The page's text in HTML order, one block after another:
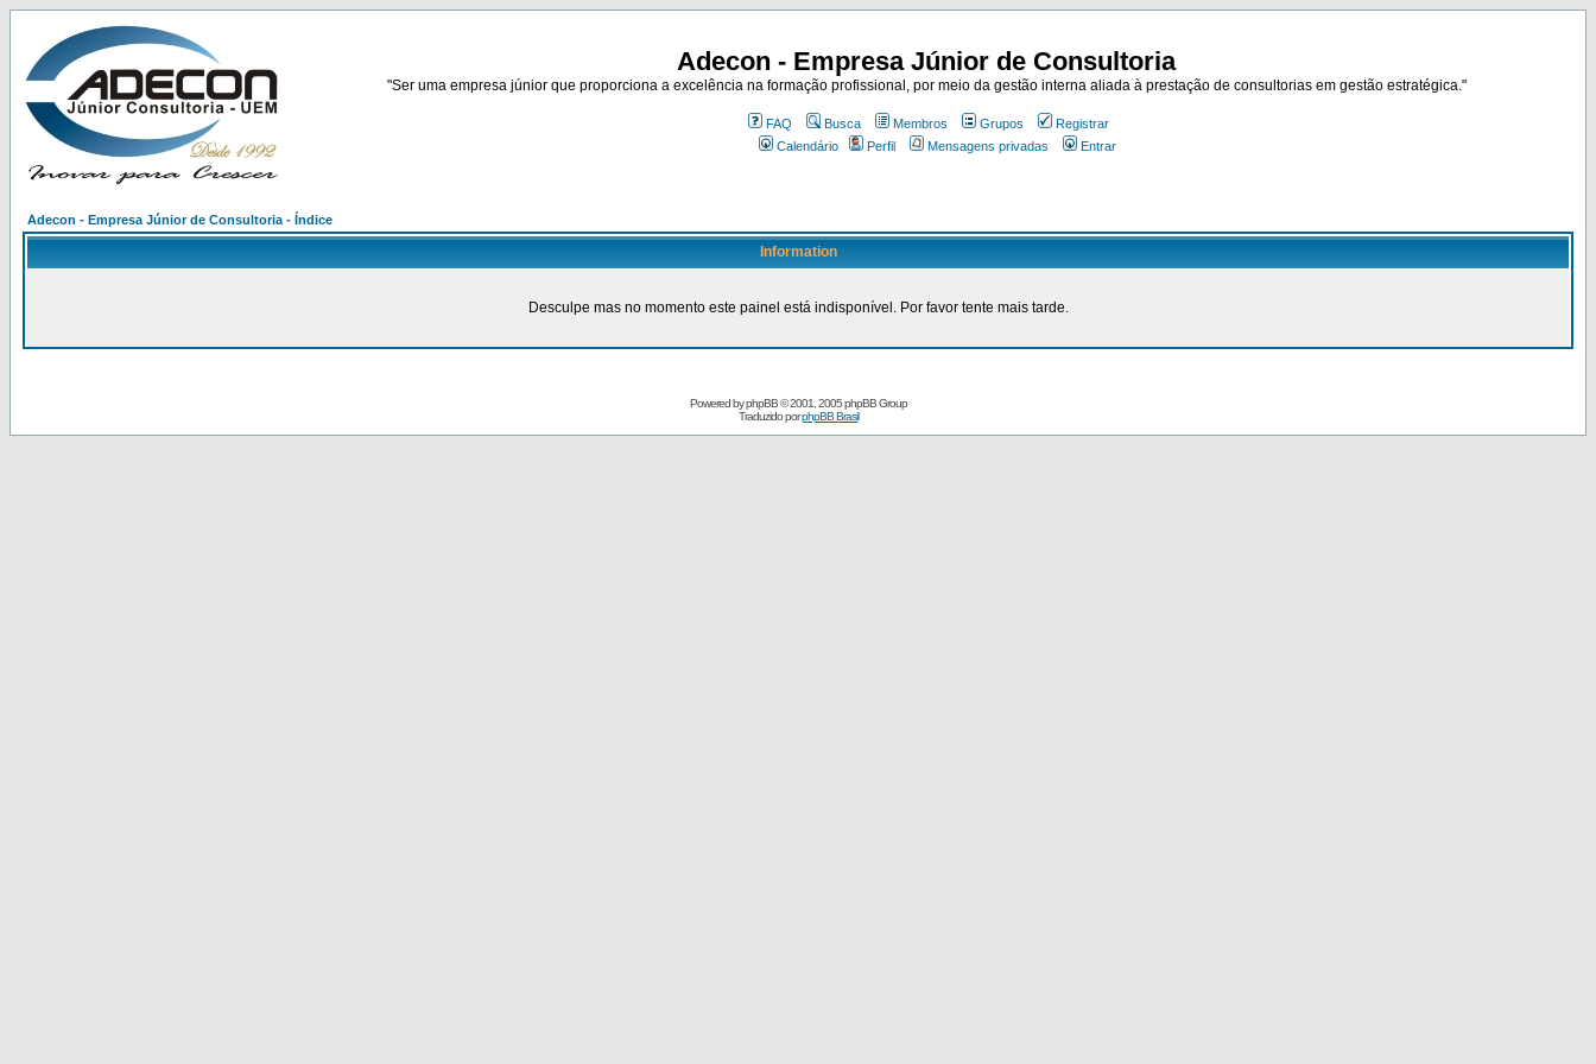
Adecon - Empresa Júnior de Consultoria
"Ser uma empresa júnior que proporciona a excelência na formação profissional, por meio da gestão interna aliada à prestação de consultorias em gestão estratégica."
FAQ Busca Membros Grupos
Registrar
Calendário
Perfil Mensagens privadas Entrar
Adecon - Empresa Júnior de Consultoria - Índice
Information
Desculpe mas no momento este painel está indisponível. Por favor tente mais tarde.
Powered byphpBB© 2001, 2005 phpBB Group
Traduzido porphpBB Brasil